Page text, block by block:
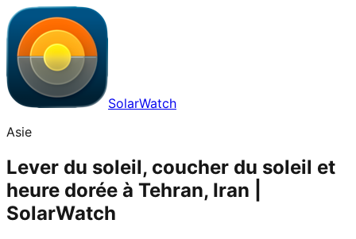
SolarWatch
Asie
Lever du soleil, coucher du soleil et
heure dorée à Tehran, Iran |
SolarWatch